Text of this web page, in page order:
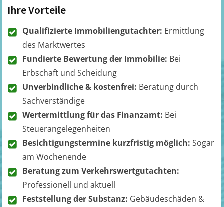
Ihre Vorteile
Qualifizierte Immobiliengutachter: Ermittlung
des Marktwertes
Fundierte Bewertung der Immobilie: Bei
Erbschaft und Scheidung
Unverbindliche & kostenfrei: Beratung durch
Sachverständige
Wertermittlung für das Finanzamt: Bei
Steuerangelegenheiten
Besichtigungstermine kurzfristig möglich: Sogar
am Wochenende
Beratung zum Verkehrswertgutachten:
Professionell und aktuell
Feststellung der Substanz: Gebäudeschäden &